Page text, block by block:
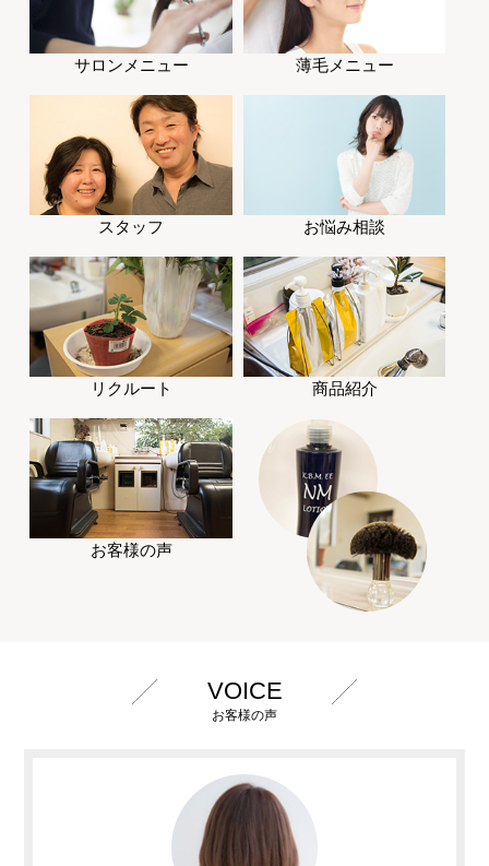
サロンメニュー 薄毛メニュー
スタッフ お悩み相談
リクルート 商品紹介
お客様の声
VOICE
お客様の声